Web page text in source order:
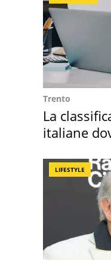
Trento
La
italiane
LIFESTYLE